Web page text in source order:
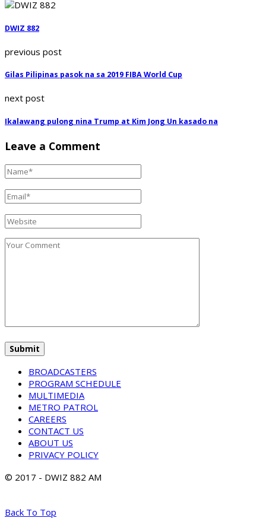
DWIZ 882
previous post
Gilas Pilipinas pasok na sa 2019 FIBA World Cup
next post
Ikalawang pulong nina Trump at Kim Jong Un kasado na
Leave a Comment
BROADCASTERS
PROGRAM SCHEDULE
MULTIMEDIA
METRO PATROL
CAREERS
CONTACT US
ABOUT US
PRIVACY POLICY
© 2017 - DWIZ 882 AM
Back To Top